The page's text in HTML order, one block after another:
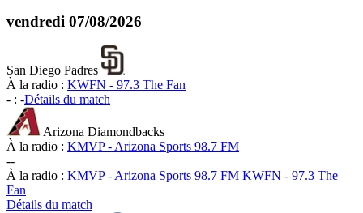
vendredi 07/08/2026
San Diego Padres
À la radio : KWFN - 97.3 The Fan
- : -Détails du match
Arizona Diamondbacks
À la radio : KMVP - Arizona Sports 98.7 FM
--
À la radio : KMVP - Arizona Sports 98.7 FM KWFN - 97.3 The
Fan
Détails du match